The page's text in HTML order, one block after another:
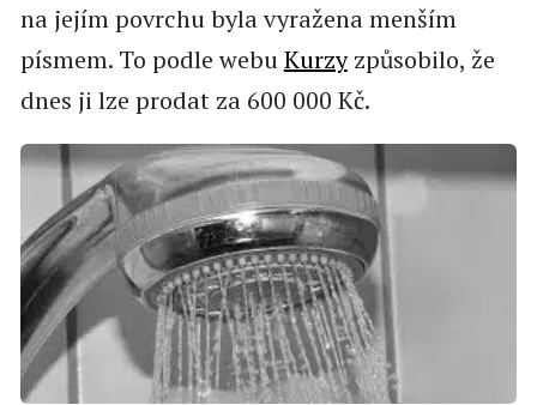
na jejím povrchu byla vyražena menším
písmem. To podle webuKurzyzpůsobilo, že
dnes ji lze prodat za 600 000 Kč.